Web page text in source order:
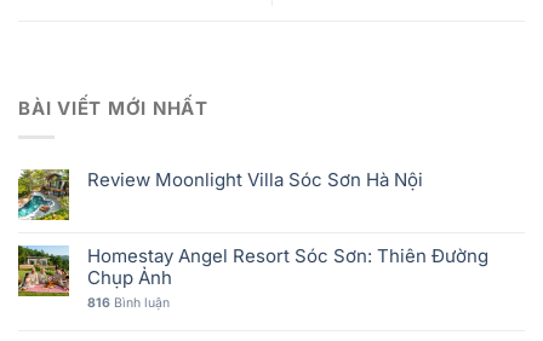
BÀI VIẾT MỚI NHẤT
Review Moonlight Villa Sóc Sơn Hà Nội
Homestay Angel Resort Sóc Sơn: Thiên Đường
Chụp Ảnh
816 Bình luận